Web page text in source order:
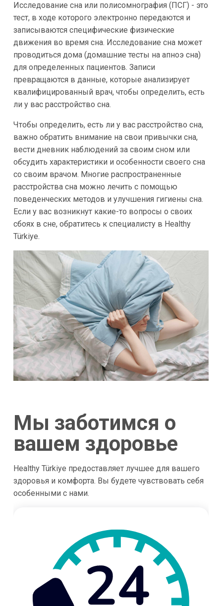
Исследование сна или полисомнография (ПСГ) - это
тест, в ходе которого электронно передаются и
записываются специфические физические
движения во время сна. Исследование сна может
проводиться дома (домашние тесты на апноэ сна)
для определенных пациентов. Записи
превращаются в данные, которые анализирует
квалифицированный врач, чтобы определить, есть
ли у вас расстройство сна.
Чтобы определить, есть ли у вас расстройство сна,
важно обратить внимание на свои привычки сна,
вести дневник наблюдений за своим сном или
обсудить характеристики и особенности своего сна
со своим врачом. Многие распространенные
расстройства сна можно лечить с помощью
поведенческих методов и улучшения гигиены сна.
Если у вас возникнут какие-то вопросы о своих
сбоях в сне, обратитесь к специалисту в Healthy
Türkiye.
Мы заботимся о
вашем здоровье
Healthy Türkiye предоставляет лучшее для вашего
здоровья и комфорта. Вы будете чувствовать себя
особенными с нами.